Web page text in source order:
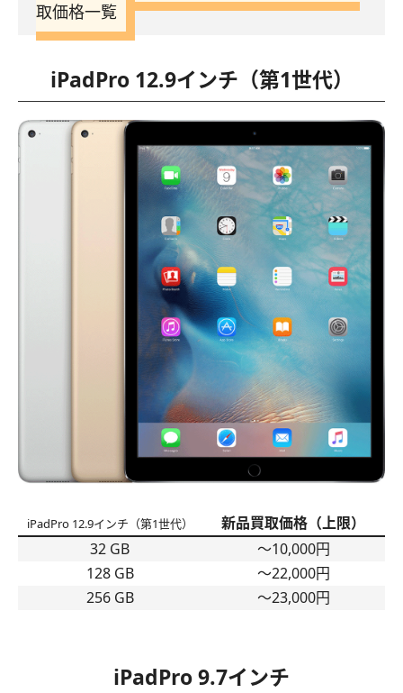
取価格一覧
iPadPro 12.9インチ（第1世代）
iPadPro 12.9インチ（第1世代）
新品買取価格（上限）
32 GB
〜10,000円
128 GB
〜22,000円
256 GB
〜23,000円
iPadPro 9.7インチ